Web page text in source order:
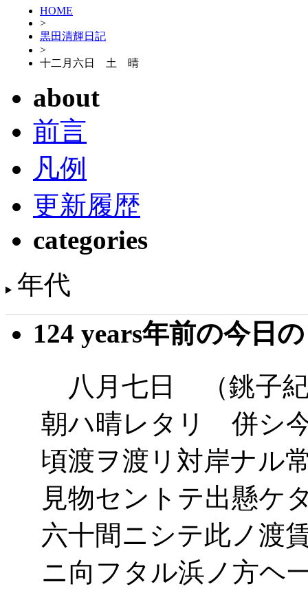
HOME
>
黒田清輝日記
>
十二月六日 土 晴
about
前言
凡例
更新履歴
categories
年代
124 years年前の今日
八月七日 （銚子
朝ハ晴レタリ 併シ
頃渡ヲ渡リ対岸ナル
見物セントテ出懸
六十間ニシテ此ノ渡
ニ向フタル浜ノ方ヘ